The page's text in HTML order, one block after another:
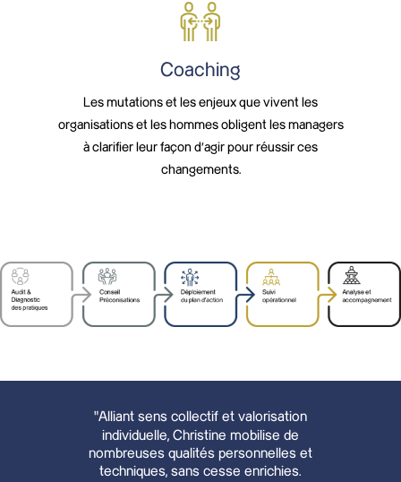
Coaching
Les mutations et les enjeux que vivent les
organisations et les hommes obligent les managers
à clarifier leur façon d’agir pour réussir ces
changements.
“Alliant sens collectif et valorisation
individuelle, Christine mobilise de
nombreuses qualités personnelles et
techniques, sans cesse enrichies.